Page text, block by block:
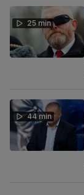
25 min
44 min